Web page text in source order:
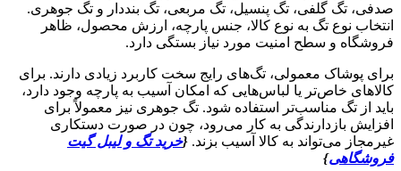
صدفی، تگ گلفی، تگ پنسیل، تگ مربعی، تگ بنددار و تگ جوهری.
انتخاب نوع تگ به نوع کالا، جنس پارچه، ارزش محصول، ظاهر
فروشگاه و سطح امنیت مورد نیاز بستگی دارد.
برای پوشاک معمولی، تگ‌های رایج سخت کاربرد زیادی دارند. برای
کالاهای خاص‌تر یا لباس‌هایی که امکان آسیب به پارچه وجود دارد،
باید از تگ مناسب‌تر استفاده شود. تگ جوهری نیز معمولاً برای
افزایش بازدارندگی به کار می‌رود، چون در صورت دستکاری
غیرمجاز می‌تواند به کالا آسیب بزند. {خرید تگ و لیبل گیت
فروشگاهی}